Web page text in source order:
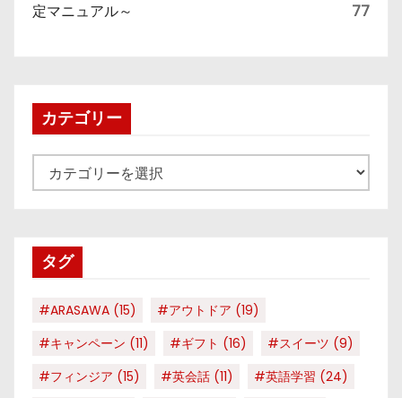
定マニュアル～
77
カテゴリー
テ
ータグ
#ARASAWA (15) #アウトドア (19)
#キャンペーン (11) #ギフト (16) #スイーツ (9)
#フィンジア (15) #英会話 (11) #英語学習 (24)